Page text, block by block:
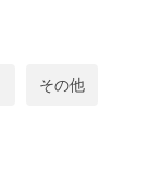
その他